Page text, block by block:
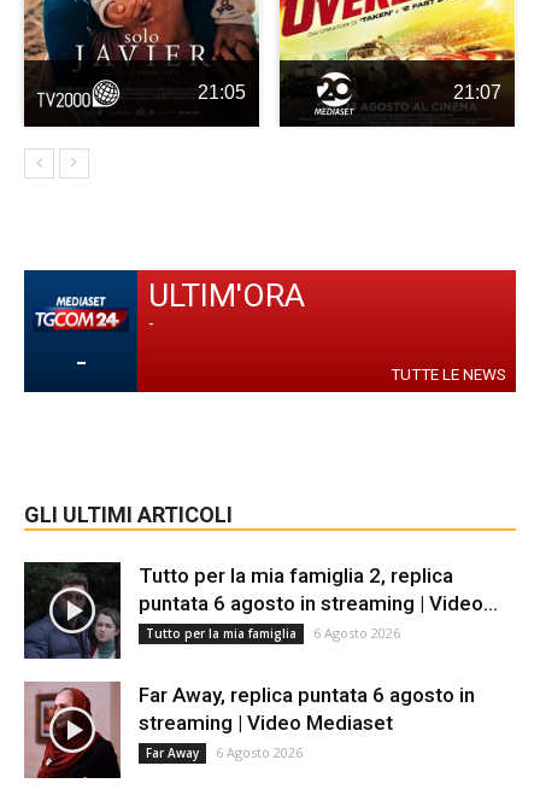
21:05 21:07
-
ULTIM'ORA
-
TUTTE LE NEWS
GLI ULTIMI ARTICOLI
Tutto per la mia famiglia 2, replica
puntata 6 agosto in streaming | Video...
Tutto per la mia famiglia 6 Agosto 2026
Far Away, replica puntata 6 agosto in
streaming | Video Mediaset
Far Away 6 Agosto 2026